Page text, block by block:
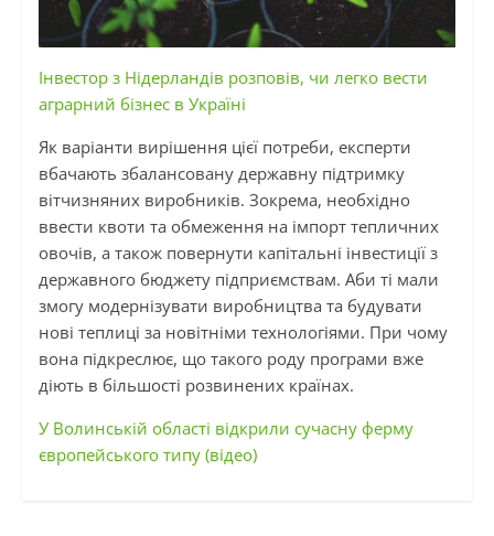
Інвестор з Нідерландів розповів, чи легко вести
аграрний бізнес в Україні
Як варіанти вирішення цієї потреби, експерти
вбачають збалансовану державну підтримку
вітчизняних виробників. Зокрема, необхідно
ввести квоти та обмеження на імпорт тепличних
овочів, а також повернути капітальні інвестиції з
державного бюджету підприємствам. Аби ті мали
змогу модернізувати виробництва та будувати
нові теплиці за новітніми технологіями. При чому
вона підкреслює, що такого роду програми вже
діють в більшості розвинених країнах.
У Волинській області відкрили сучасну ферму
європейського типу (відео)